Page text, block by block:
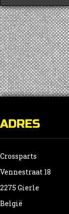
ADRES
Crossparts
Vennestraat 18
2275 Gierle
België